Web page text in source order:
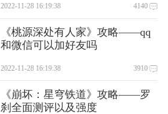
2022-11-28 16:19:38 4140
《桃源深处有人家》攻略——qq
和微信可以加好友吗
2022-11-28 16:19:38 3910
《崩坏：星穹铁道》攻略——罗
刹全面测评以及强度